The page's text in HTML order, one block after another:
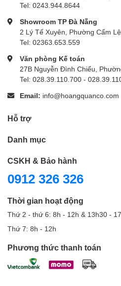
Tel: 0243.944.8644
Showroom TP Đà Nẵng
2 Lý Tế Xuyên, Phường Cẩm Lệ
Tel: 02363.653.559
Văn phòng Kế toán
27B Nguyễn Đình Chiểu,
Tel: 028.39.110.700 -
Email: info@hoangquanco.com
Hỗ trợ
Danh mục
CSKH & Bảo hành
0912 326 326
Thời gian hoạt động
Thứ 2 - thứ 6: 8h - 12h & 13h30 -
Thứ 7: 8h - 12h
Phương thức thanh toán